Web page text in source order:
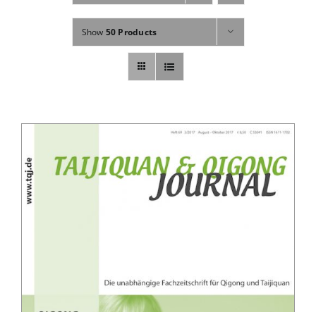
Fachbücher
Poster, Karten, Medien
Show 50 Products